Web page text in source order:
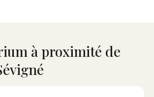
à proximité de